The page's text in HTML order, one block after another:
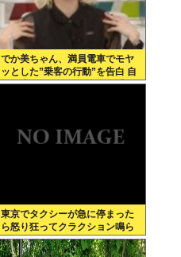
でか美ちゃん、満員電車でモヤ
ッとした”乗客の行動”を告白 自
身を扇子などであおぐ人に「オ
東京でタクシーが急に停まった
ら怒り狂ってクラクション鳴ら
してるやつ、だいたい田舎ナン
バーwww